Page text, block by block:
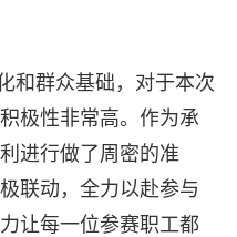
和群众基础，对于本次
极性非常高。作为承
进行做了周密的准
联动，全力以赴参与
让每一位参赛职工都